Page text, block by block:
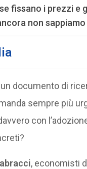
fissano i prezzi e
non sappiamo
un documento di
sempre più
con
, economisti